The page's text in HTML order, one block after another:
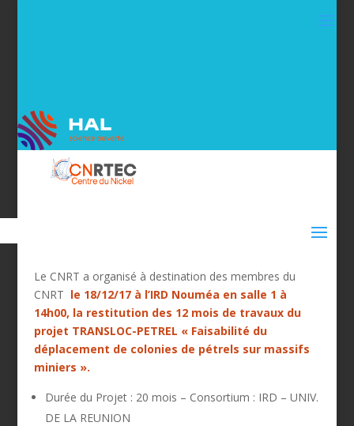
Le CNRT a organisé à destination des membres du
CNRT le 18/12/17 à l’IRD Nouméa en salle 1 à
14h00, la restitution des 12 mois de travaux du
projet TRANSLOC-PETREL « Faisabilité du
déplacement de colonies de pétrels sur massifs
miniers ».
Durée du Projet : 20 mois – Consortium : IRD – UNIV.
DE LA REUNION